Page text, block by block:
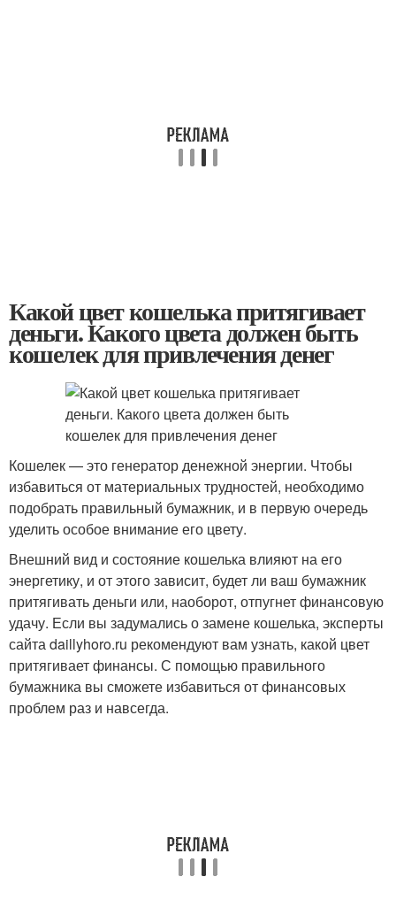
Какой цвет кошелька притягивает
деньги. Какого цвета должен быть
кошелек для привлечения денег
Кошелек — это генератор денежной энергии. Чтобы
избавиться от материальных трудностей, необходимо
подобрать правильный бумажник, и в первую очередь
уделить особое внимание его цвету.
Внешний вид и состояние кошелька влияют на его
энергетику, и от этого зависит, будет ли ваш бумажник
притягивать деньги или, наоборот, отпугнет финансовую
удачу. Если вы задумались о замене кошелька, эксперты
сайта daillyhoro.ru рекомендуют вам узнать, какой цвет
притягивает финансы. С помощью правильного
бумажника вы сможете избавиться от финансовых
проблем раз и навсегда.